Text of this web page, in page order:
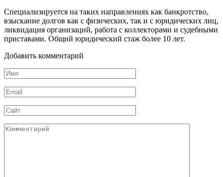
Специализируется на таких направлениях как банкротство,
взыскание долгов как с физических, так и с юридических лиц,
ликвидация организаций, работа с коллекторами и судебными
приставами. Общий юридический стаж более 10 лет.
Добавить комментарий
Имя
Email
Сайт
Комментарий